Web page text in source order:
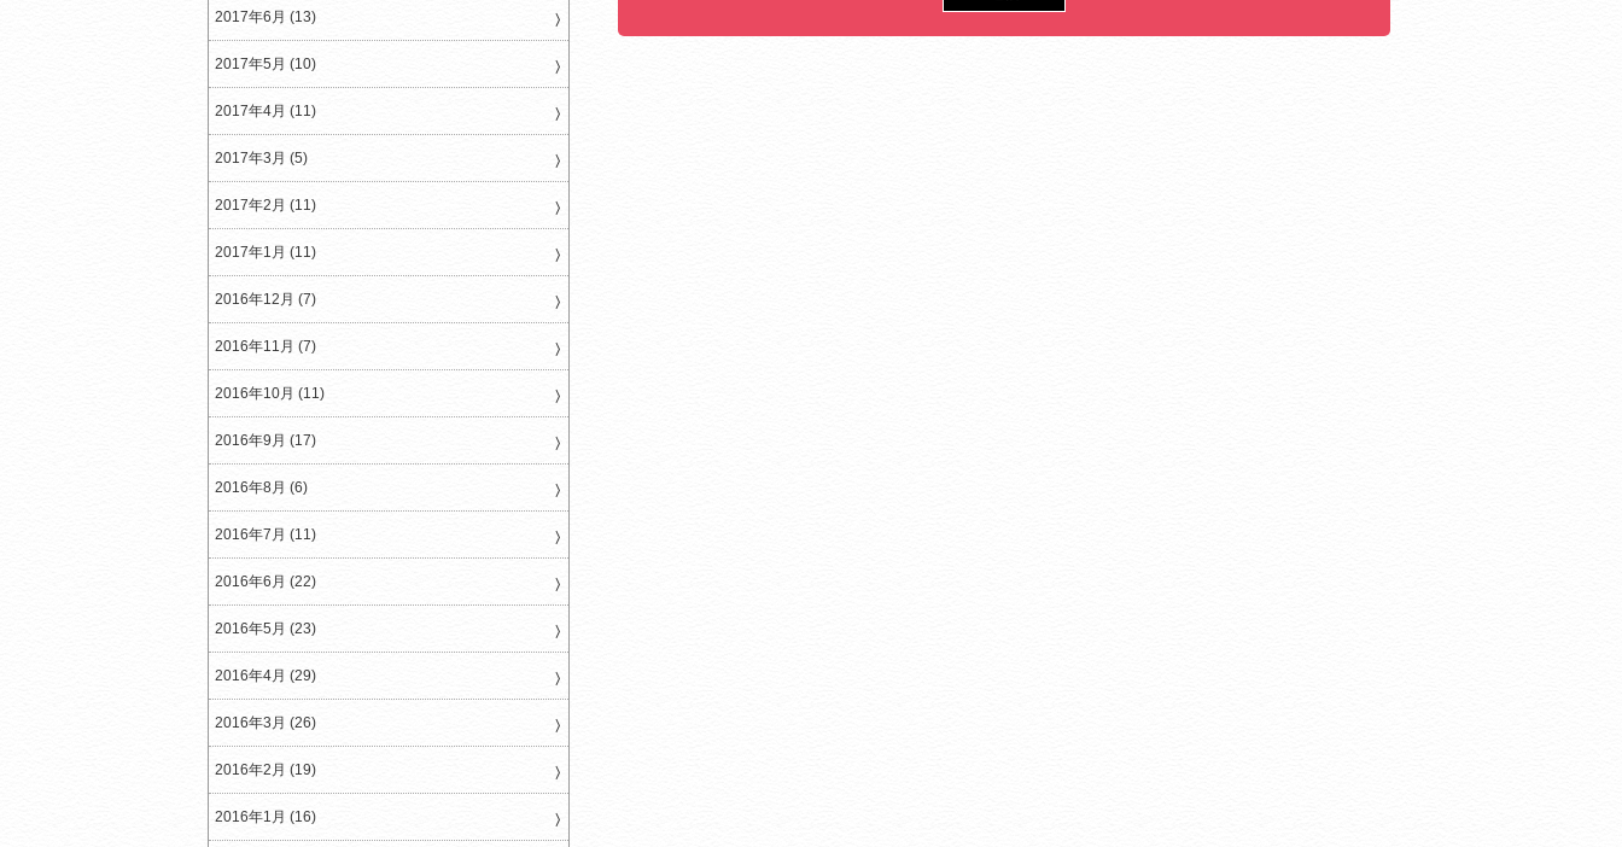
2017年6月 (13)
2017年5月 (10)
2017年4月 (11)
2017年3月 (5)
2017年2月 (11)
2017年1月 (11)
2016年12月 (7)
2016年11月 (7)
2016年10月 (11)
2016年9月 (17)
2016年8月 (6)
2016年7月 (11)
2016年6月 (22)
2016年5月 (23)
2016年4月 (29)
2016年3月 (26)
2016年2月 (19)
2016年1月 (16)